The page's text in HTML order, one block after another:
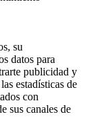
su
datos para
publicidad y
estadísticas de
con
sus canales de